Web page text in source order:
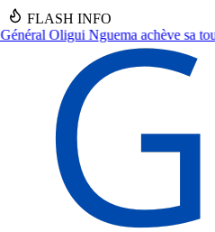
FLASH INFO
africaine, des accords stratégiques